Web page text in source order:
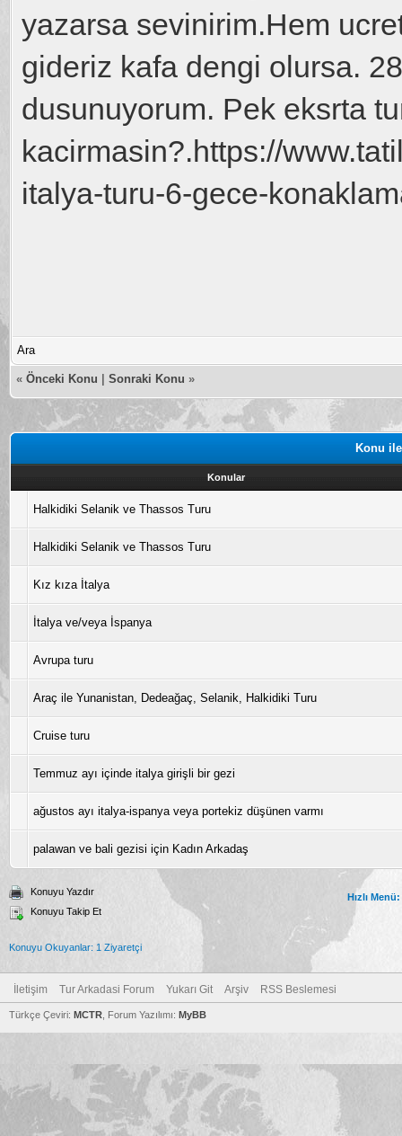
yazarsa sevinirim.Hem
gideriz kafa dengi olursa.
dusunuyorum. Pek eksrta
kacirmasin?.https://
italya-turu-6-gece-
Ara
« Önceki Konu Sonraki Konu »
Konu
Konular
Halkidiki Selanik ve Thassos Turu
Halkidiki Selanik ve Thassos Turu
Kız kıza İtalya
İtalya ve/veya İspanya
Avrupa turu
Araç ile Yunanistan, Dedeağaç, Selanik, Halkidiki Turu
Cruise turu
Temmuz ayı içinde italya girişli bir gezi
ağustos ayı italya-ispanya veya portekiz düşünen varmı
palawan ve bali gezisi için Kadın Arkadaş
Konuyu Yazdır
Konuyu Takip Et
Hızlı Menü:
Konuyu Okuyanlar: 1 Ziyaretçi
İletişim Tur Arkadasi Forum Yukarı Git Arşiv RSS Beslemesi
Türkçe Çeviri: MCTR , Forum Yazılımı: MyBB